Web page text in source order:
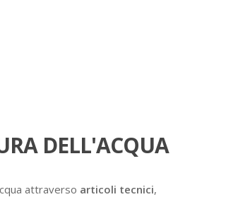
DELL'ACQUA
attraverso articoli tecnici,